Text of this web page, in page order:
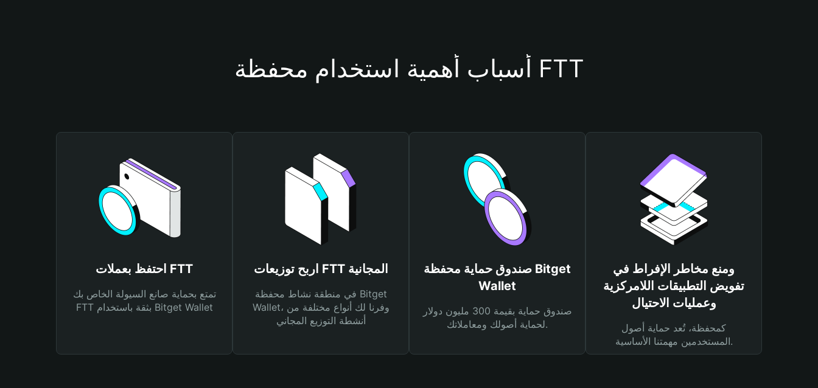
أسباب أهمية استخدام محفظة FTT
احتفظ بعملات FTT
تمتع بحماية صانع السيولة الخاص بك
FTT بثقة باستخدام Bitget Wallet
اربح توزيعات FTT المجانية
في منطقة نشاط محفظة Bitget
Wallet، وفرنا لك أنواع مختلفة من
أنشطة التوزيع المجاني
صندوق حماية محفظة Bitget
Wallet
صندوق حماية بقيمة 300 مليون دولار
لحماية أصولك ومعاملاتك.
ومنع مخاطر الإفراط في
تفويض التطبيقات اللامركزية
وعمليات الاحتيال
كمحفظة، تُعد حماية أصول
المستخدمين مهمتنا الأساسية.